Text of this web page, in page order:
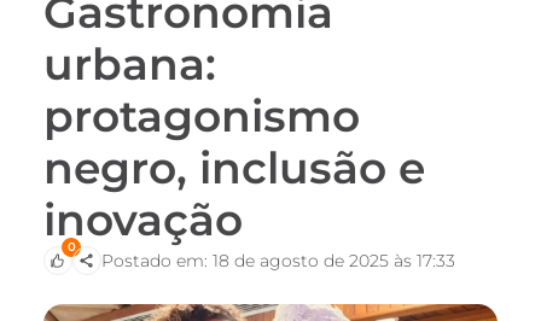
Gastronomia
urbana:
protagonismo
negro, inclusão e
inovação
0
Postado em: 18 de agosto de 2025 às 17:33